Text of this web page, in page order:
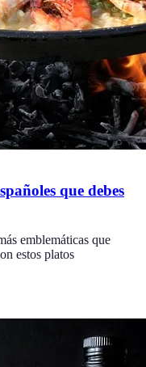
que debes
emblemáticas que
estos platos